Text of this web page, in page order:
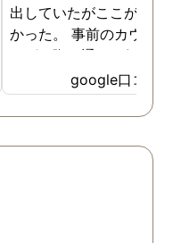
出していたがここが一番
かった。 事前のカウン
ングの際の通りの価格で
途中での追加料金なども
く安心してお任せできた
由のひとつ。 かと言っ
く、むしろ期待以上に細
google口コミ